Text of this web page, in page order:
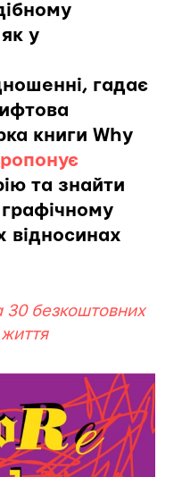
у
гадає
книги Why
та знайти
відносинах
30 безкоштовних